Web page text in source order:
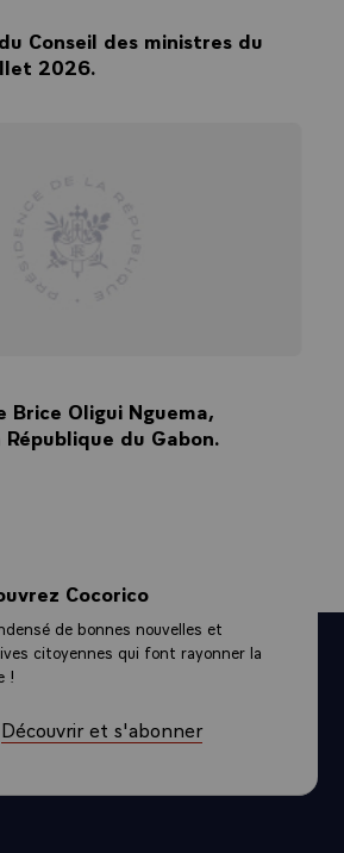
Conseil des ministres du
2026.
Oligui Nguema,
du Gabon.
Cocorico
de bonnes nouvelles et
citoyennes qui font rayonner la
!
Découvrir et s'abonner